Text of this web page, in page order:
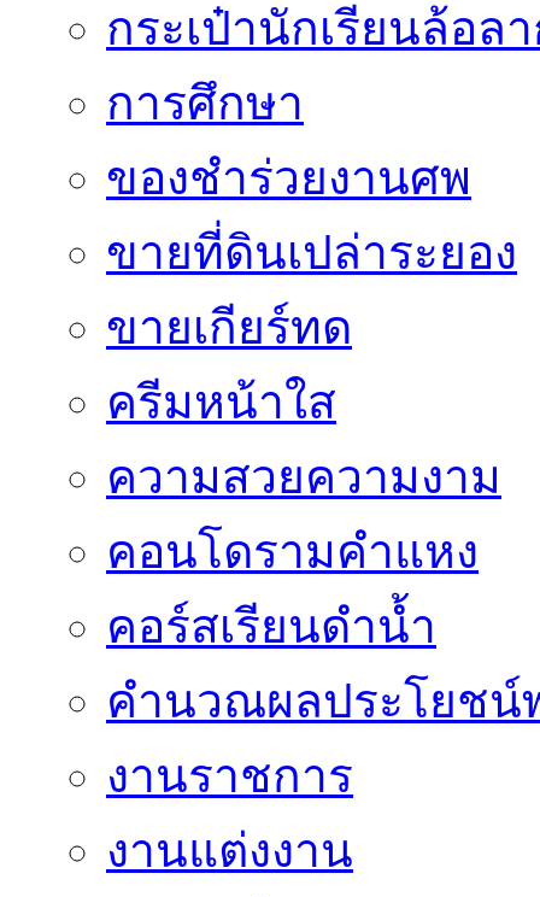
กระเป๋านักเรียนล้อล
การศึกษา
ของชำร่วยงานศพ
ขายที่ดินเปล่าระยอง
ขายเกียร์ทด
ครีมหน้าใส
ความสวยความงาม
คอนโดรามคำแหง
คอร์สเรียนดำน้ำ
คำนวณผลประโยชน์
งานราชการ
งานแต่งงาน